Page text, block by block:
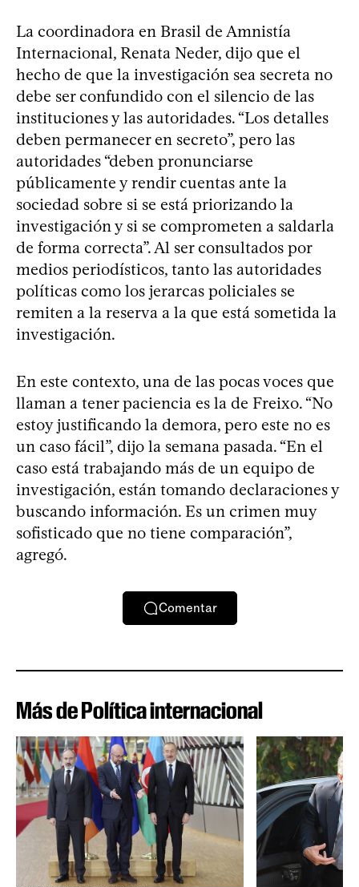
La coordinadora en Brasil de Amnistía
Internacional, Renata Neder, dijo que el
hecho de que la investigación sea secreta no
debe ser confundido con el silencio de las
instituciones y las autoridades. “Los detalles
deben permanecer en secreto”, pero las
autoridades “deben pronunciarse
públicamente y rendir cuentas ante la
sociedad sobre si se está priorizando la
investigación y si se comprometen a saldarla
de forma correcta”. Al ser consultados por
medios periodísticos, tanto las autoridades
políticas como los jerarcas policiales se
remiten a la reserva a la que está sometida la
investigación.
En este contexto, una de las pocas voces que
llaman a tener paciencia es la de Freixo. “No
estoy justificando la demora, pero este no es
un caso fácil”, dijo la semana pasada. “En el
caso está trabajando más de un equipo de
investigación, están tomando declaraciones y
buscando información. Es un crimen muy
sofisticado que no tiene comparación”,
agregó.
Comentar
Más de Política internacional